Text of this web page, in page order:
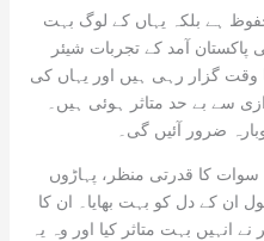
ہے بلکہ یہاں کے لوگ بہت
پاکستان آمد کے تجربات شیئر
وقت گزار رہی ہیں اور یہاں کی
سے بے حد متاثر ہوئی ہیں۔
ضرور آئیں گی۔
سوات کا قدرتی منظر، پہاڑوں
ان کے دل کو بہت بھایا۔ ان کا
انہیں بہت متاثر کیا اور وہ یہ